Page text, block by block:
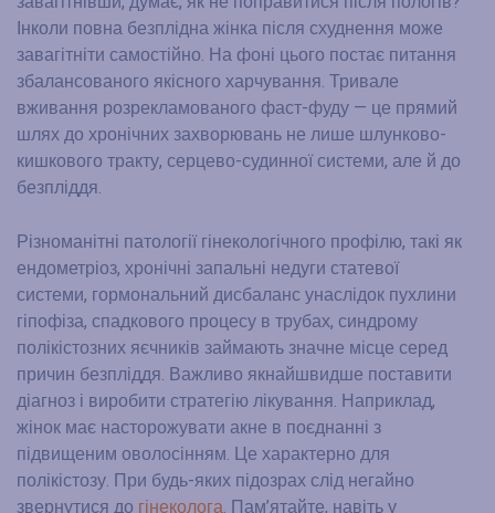
Інколи повна безплідна жінка після схуднення може
завагітніти самостійно. На фоні цього постає питання
збалансованого якісного харчування. Тривале
вживання розрекламованого фаст-фуду — це прямий
шлях до хронічних захворювань не лише шлунково-
кишкового тракту, серцево-судинної системи, але й до
безпліддя.
Різноманітні патології гінекологічного профілю, такі як
ендометріоз, хронічні запальні недуги статевої
системи, гормональний дисбаланс унаслідок пухлини
гіпофіза, спадкового процесу в трубах, синдрому
полікістозних яєчників займають значне місце серед
причин безпліддя. Важливо якнайшвидше поставити
діагноз і виробити стратегію лікування. Наприклад,
жінок має насторожувати акне в поєднанні з
підвищеним оволосінням. Це характерно для
полікістозу. При будь-яких підозрах слід негайно
звернутися до гінеколога. Пам’ятайте, навіть у